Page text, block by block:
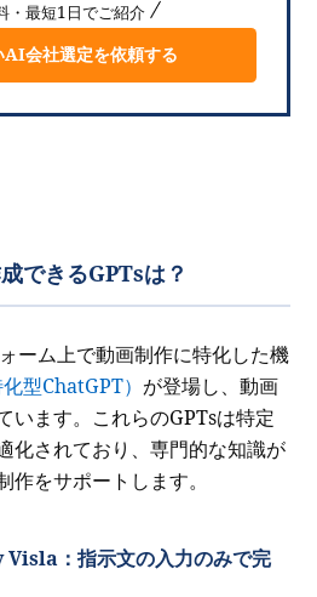
・最短1日でご紹介
会社選定を依頼する
できるGPTsは？
ーム上で動画制作に特化した機
型ChatGPT）が登場し、動画
います。これらのGPTsは特定
化されており、専門的な知識が
をサポートします。
：指示文の入力のみで完